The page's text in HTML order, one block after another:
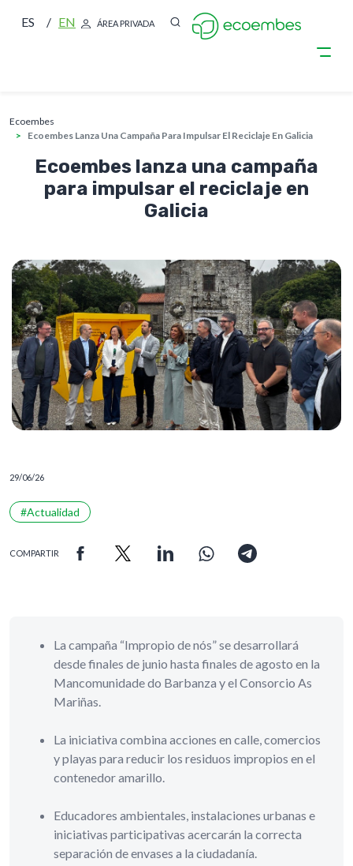
Pasar al contenido principal
ES EN ÁREA PRIVADA
sobrescribir enlaces de ayuda a la
ecoembes
Ecoembes Lanza Una Campaña Para Impulsar El Reciclaje En Galicia
Ecoembes lanza una campaña
para impulsar el reciclaje en
Galicia
29/06/26
#Actualidad
COMPARTIR
La campaña “Impropio de nós” se desarrollará
desde finales de junio hasta finales de agosto en la
Mancomunidade do Barbanza y el Consorcio As
Mariñas.
La iniciativa combina acciones en calle, comercios
y playas para reducir los residuos impropios en el
contenedor amarillo.
Educadores ambientales, instalaciones urbanas e
iniciativas participativas acercarán la correcta
separación de envases a la ciudadanía.